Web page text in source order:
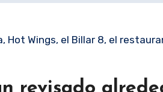
Wings, el Billar 8, el